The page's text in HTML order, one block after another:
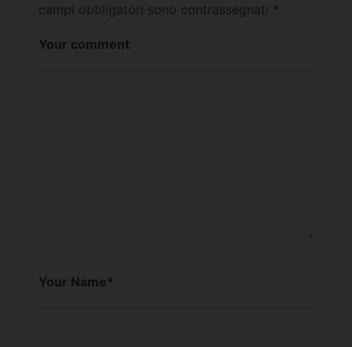
campi obbligatori sono contrassegnati *
Your comment
Your Name*